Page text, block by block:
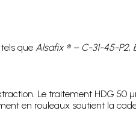
que Alsafix ® – C-31-45-P2,
Le traitement HDG 50
en rouleaux soutient la